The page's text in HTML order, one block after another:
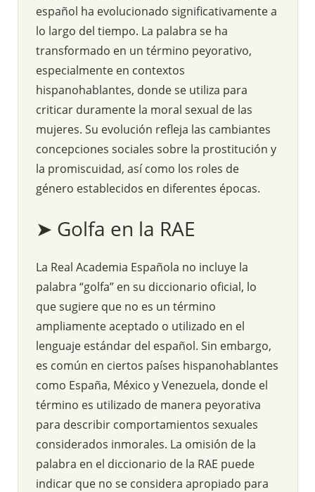
español ha evolucionado significativamente a
lo largo del tiempo. La palabra se ha
transformado en un término peyorativo,
especialmente en contextos
hispanohablantes, donde se utiliza para
criticar duramente la moral sexual de las
mujeres. Su evolución refleja las cambiantes
concepciones sociales sobre la prostitución y
la promiscuidad, así como los roles de
género establecidos en diferentes épocas.
➤ Golfa en la RAE
La Real Academia Española no incluye la
palabra “golfa” en su diccionario oficial, lo
que sugiere que no es un término
ampliamente aceptado o utilizado en el
lenguaje estándar del español. Sin embargo,
es común en ciertos países hispanohablantes
como España, México y Venezuela, donde el
término es utilizado de manera peyorativa
para describir comportamientos sexuales
considerados inmorales. La omisión de la
palabra en el diccionario de la RAE puede
indicar que no se considera apropiado para